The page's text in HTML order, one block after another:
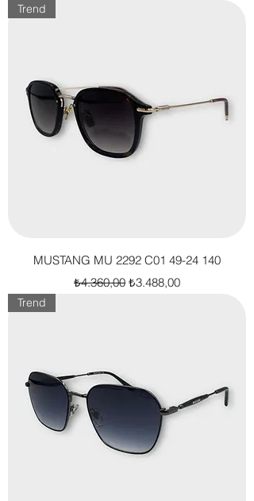
Trend
MUSTANG MU 2292 C01 49-24 140
Normal Fiyat
₺4.360,00 İndirimli Fiyat
₺3.488,00
Trend